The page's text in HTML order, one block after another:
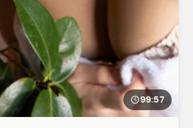
99:57